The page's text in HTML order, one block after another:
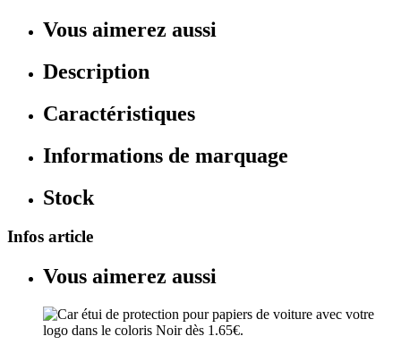
Vous aimerez aussi
Description
Caractéristiques
Informations de marquage
Stock
Infos article
Vous aimerez aussi